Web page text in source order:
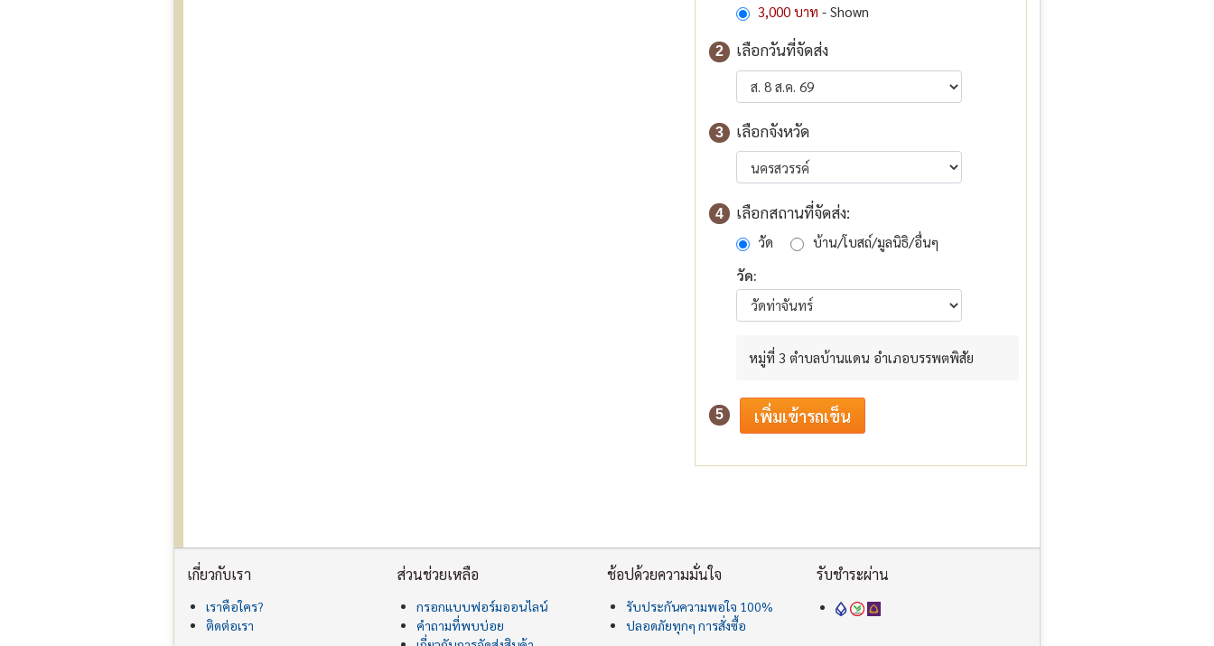
3,000 บาท - Shown
2 เลือกวันที่จัดส่ง
3 เลือกจังหวัด
4 เลือกสถานที่จัดส่ง:
วัด
บ้าน/โบสถ์/มูลนิธิ/อื่นๆ
วัด:
หมู่ที่ 3 ตำบลบ้านแดน อำเภอบรรพตพิสัย
5
เกี่ยวกับเรา
เราคือใคร?
ติดต่อเรา
ส่วนช่วยเหลือ
กรอกแบบฟอร์มออนไลน์
คำถามที่พบบ่อย
ช้อปด้วยความมั่นใจ
รับประกันความพอใจ 100%
ปลอดภัยทุกๆ การสั่งซื้อ
รับชำระผ่าน